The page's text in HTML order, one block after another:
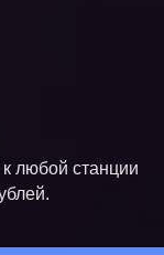
любой станции